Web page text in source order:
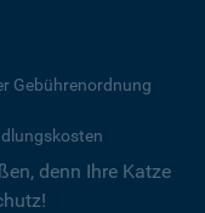
Gebührenordnung
denn Ihre Katze